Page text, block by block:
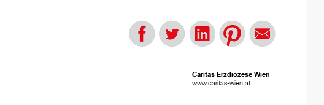
Caritas Erzdiözese Wien
www.caritas-wien.at